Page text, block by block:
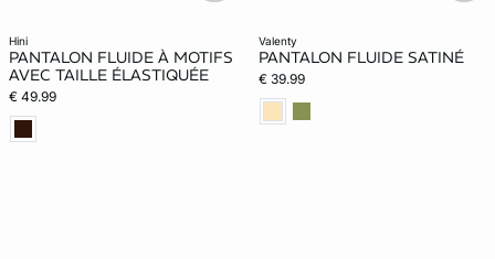
hini
PANTALON FLUIDE À MOTIFS
AVEC TAILLE ÉLASTIQUÉE
€ 49.99
valenty
PANTALON FLUIDE SATINÉ
€ 39.99